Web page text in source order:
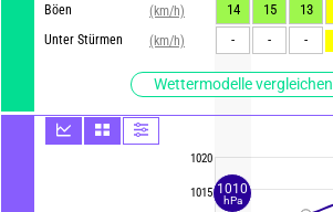
Böen
(km/h)
Unter Stürmen
(km/h)
Wettermodelle vergleichen
1020
1015
14
15 13
-
- -
1010
hPa